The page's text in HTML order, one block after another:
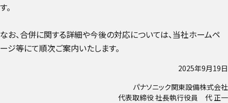
す。
なお、合併に関する詳細や今後の対応については、当社ホームペ
ージ等にて順次ご案内いたします。
2025年9月19日
パナソニック関東設備株式会社
代表取締役 社長執行役員 代 正一